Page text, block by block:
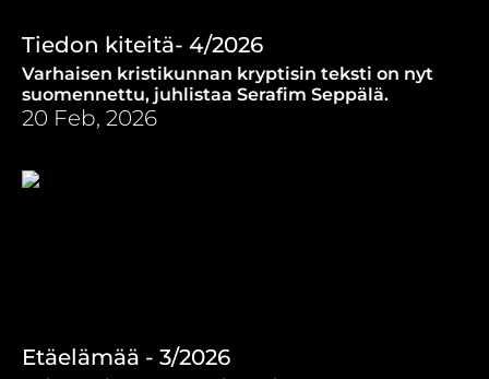
Tiedon kiteitä- 4/2026
Varhaisen kristikunnan kryptisin teksti on nyt
suomennettu, juhlistaa Serafim Seppälä.
20 Feb, 2026
Etäelämää - 3/2026